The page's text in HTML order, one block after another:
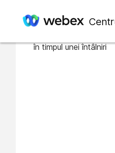
În acest articol
în timpul unei întâlniri